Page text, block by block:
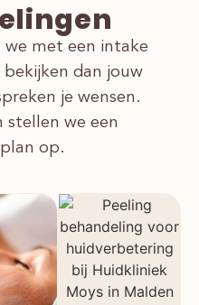
met een intake
bekijken dan jouw
je wensen.
stellen we een
op.